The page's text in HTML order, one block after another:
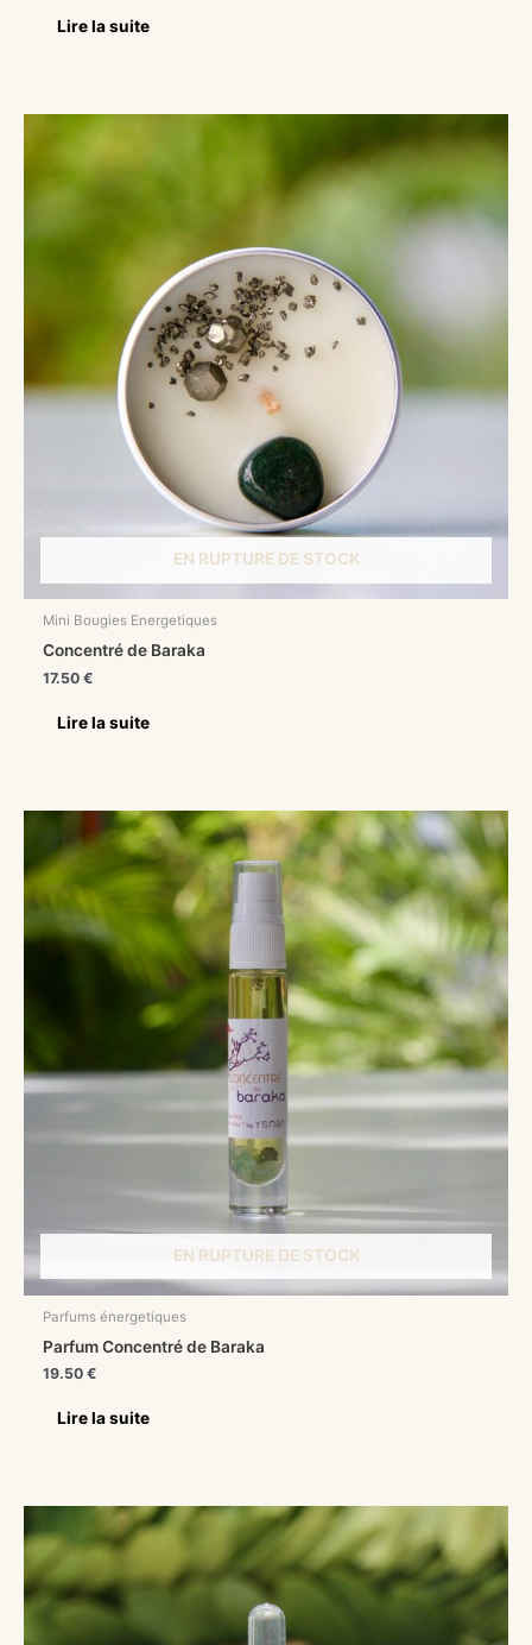
Lire la suite
EN RUPTURE DE STOCK
Mini Bougies Energetiques
Concentré de Baraka
17.50€
Lire la suite
EN RUPTURE DE STOCK
Parfums énergetiques
Parfum Concentré de Baraka
19.50€
Lire la suite